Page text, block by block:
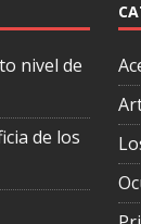
nivel de
de los